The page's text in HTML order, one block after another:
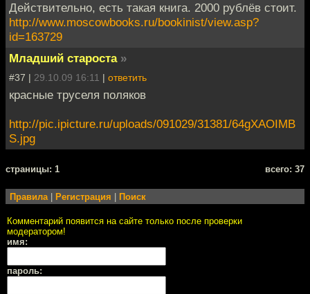
Действительно, есть такая книга. 2000 рублёв стоит.
http://www.moscowbooks.ru/bookinist/view.asp?
id=163729
Младший староста »
#37 | 29.10.09 16:11 | ответить
красные труселя поляков
http://pic.ipicture.ru/uploads/091029/31381/64gXAOIMB
S.jpg
cтраницы: 1 всего: 37
Правила| Регистрация Поиск
Комментарий появится на сайте только после проверки
модератором!
имя:
пароль: